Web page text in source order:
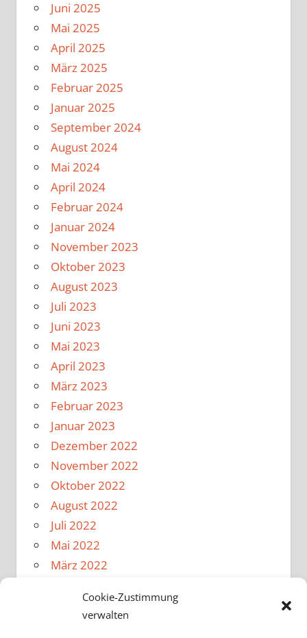
Cookie-Zustimmung
verwalten
Juni 2025
Mai 2025
April 2025
März 2025
Februar 2025
Januar 2025
September 2024
August 2024
Mai 2024
April 2024
Februar 2024
Januar 2024
November 2023
Oktober 2023
August 2023
Juli 2023
Juni 2023
Mai 2023
April 2023
März 2023
Februar 2023
Januar 2023
Dezember 2022
November 2022
Oktober 2022
August 2022
Juli 2022
Mai 2022
März 2022
Januar 2022